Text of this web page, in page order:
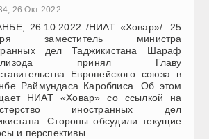
26.Окт 2022
26.10.2022 /НИАТ «Ховар»/. 25
заместитель министра
дел Таджикистана Шараф
принял Главу
Европейского союза в
Раймундаса Кароблиса. Об этом
НИАТ «Ховар» со ссылкой на
иностранных дел
Стороны обсудили текущие
и перспективы